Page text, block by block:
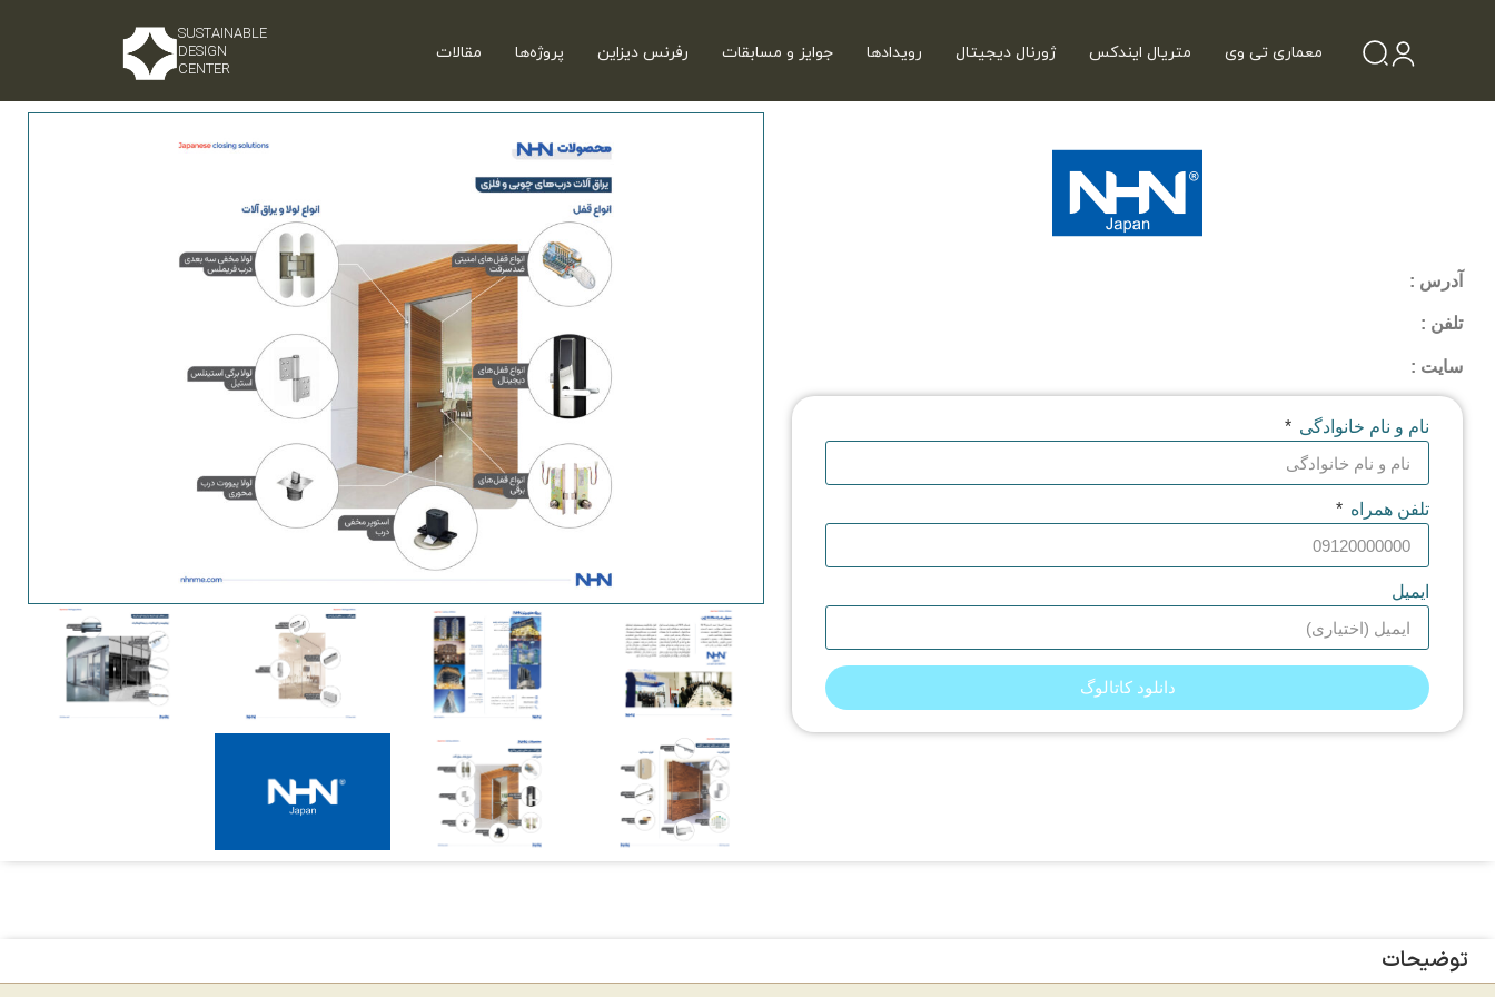
SUSTAINABLE
DESIGN
CENTER
معماری تی وی متریال ایندکس ژورنال دیجیتال رویدادها جوایز و مسابقات رفرنس دیزاین پروژه‌ها مقالات
آدرس :
تلفن :
سایت :
نام و نام خانوادگی
تلفن همراه
ایمیل
دانلود کاتالوگ
توضیحات